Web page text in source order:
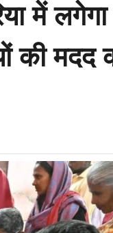
में लगेगा
की मदद